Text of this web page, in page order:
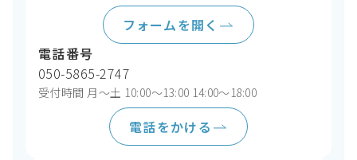
フォームを開く
電話番号
050-5865-2747
受付時間 月〜土 10:00〜13:00 14:00〜18:00
電話をかける